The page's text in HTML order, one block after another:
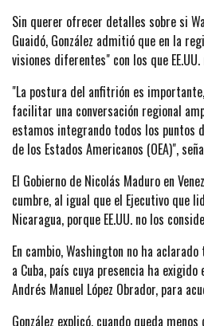
Sin querer ofrecer detalles sobre si
Guaidó, González admitió que en la
visiones diferentes" con los que
"La postura del anfitrión es
facilitar una conversación regional
estamos integrando todos los puntos
de los Estados Americanos (OEA)",
El Gobierno de Nicolás Maduro en
cumbre, al igual que el Ejecutivo que
Nicaragua, porque EE.UU. no los
En cambio, Washington no ha
a Cuba, país cuya presencia ha
Andrés Manuel López Obrador, para
González explicó, cuando queda